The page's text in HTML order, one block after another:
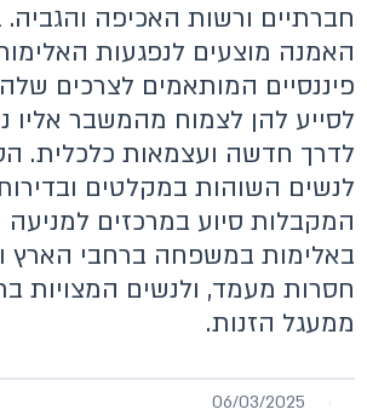
חברתיים ורשות האכיפה
האמנה מוצעים לנפגעות
פיננסיים המותאמים לצרכים
לסייע להן לצמוח מהמשבר אליו
לדרך חדשה ועצמאות כלכלית.
לנשים השוהות במקלטים
המקבלות סיוע במרכזים למניעה
באלימות במשפחה ברחבי הארץ
חסרות מעמד, ולנשים המצויות
ממעגל הזנות.
06/03/2025